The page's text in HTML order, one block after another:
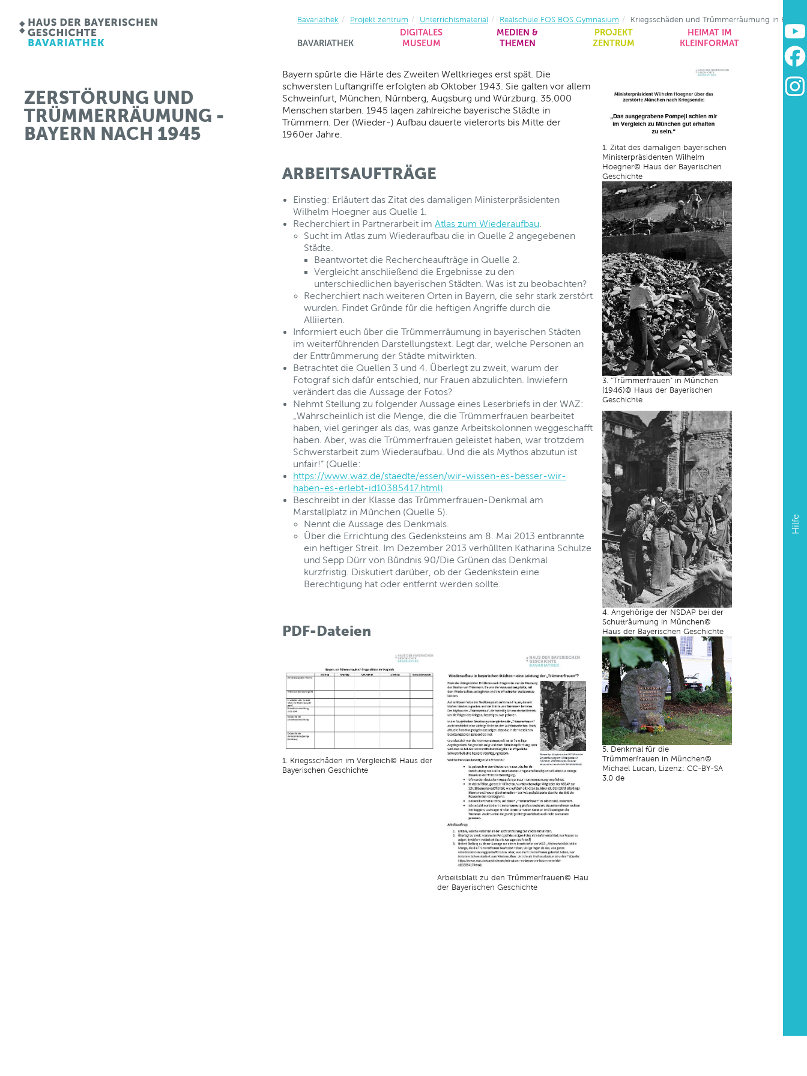
BAVARIATHEK
DIGITALES
MUSEUM
MEDIEN &
THEMEN
PROJEKT
ZENTRUM
HEIMAT IM
KLEINFORMAT
Hilfe
Bavariathek Projekt zentrum Unterrichtsmaterial Realschule FOS BOS Gymnasium Kriegsschäden und Trümmerräumung in Bayern
ZERSTÖRUNG UND
TRÜMMERRÄUMUNG -
BAYERN NACH 1945
Bayern spürte die Härte des Zweiten Weltkrieges erst spät. Die
schwersten Luftangriffe erfolgten ab Oktober 1943. Sie galten vor allem
Schweinfurt, München, Nürnberg, Augsburg und Würzburg. 35.000
Menschen starben. 1945 lagen zahlreiche bayerische Städte in
Trümmern. Der (Wieder-) Aufbau dauerte vielerorts bis Mitte der
1960er Jahre.
ARBEITSAUFTRÄGE
Einstieg: Erläutert das Zitat des damaligen Ministerpräsidenten
Wilhelm Hoegner aus Quelle 1.
Recherchiert in Partnerarbeit im Atlas zum Wiederaufbau.
Sucht im Atlas zum Wiederaufbau die in Quelle 2 angegebenen
Städte.
Beantwortet die Rechercheaufträge in Quelle 2.
Vergleicht anschließend die Ergebnisse zu den
unterschiedlichen bayerischen Städten. Was ist zu beobachten?
Recherchiert nach weiteren Orten in Bayern, die sehr stark zerstört
wurden. Findet Gründe für die heftigen Angriffe durch die
Alliierten.
Informiert euch über die Trümmerräumung in bayerischen Städten
im weiterführenden Darstellungstext. Legt dar, welche Personen an
der Enttrümmerung der Städte mitwirkten.
Betrachtet die Quellen 3 und 4. Überlegt zu zweit, warum der
Fotograf sich dafür entschied, nur Frauen abzulichten. Inwiefern
verändert das die Aussage der Fotos?
Nehmt Stellung zu folgender Aussage eines Leserbriefs in der WAZ:
„Wahrscheinlich ist die Menge, die die Trümmerfrauen bearbeitet
haben, viel geringer als das, was ganze Arbeitskolonnen weggeschafft
haben. Aber, was die Trümmerfrauen geleistet haben, war trotzdem
Schwerstarbeit zum Wiederaufbau. Und die als Mythos abzutun ist
unfair!“ (Quelle:
https://www.waz.de/staedte/essen/wir-wissen-es-besser-wir-
haben-es-erlebt-id10385417.html)
Beschreibt in der Klasse das Trümmerfrauen-Denkmal am
Marstallplatz in München (Quelle 5).
Nennt die Aussage des Denkmals.
Über die Errichtung des Gedenksteins am 8. Mai 2013 entbrannte
ein heftiger Streit. Im Dezember 2013 verhüllten Katharina Schulze
und Sepp Dürr von Bündnis 90/Die Grünen das Denkmal
kurzfristig. Diskutiert darüber, ob der Gedenkstein eine
Berechtigung hat oder entfernt werden sollte.
PDF-Dateien
1. Kriegsschäden im Vergleich© Haus der
Bayerischen Geschichte
Arbeitsblatt zu den Trümmerfrauen© Haus
der Bayerischen Geschichte
1. Zitat des damaligen bayerischen
Ministerpräsidenten Wilhelm
Hoegner© Haus der Bayerischen
Geschichte
3. "Trümmerfrauen" in München
(1946)© Haus der Bayerischen
Geschichte
4. Angehörige der NSDAP bei der
Schutträumung in München©
Haus der Bayerischen Geschichte
5. Denkmal für die
Trümmerfrauen in München©
Michael Lucan, Lizenz: CC-BY-SA
3.0 de